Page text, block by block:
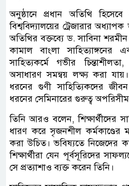
অনুষ্ঠানে প্রধান অতিথি
বিশ্ববিদ্যালয়ের ট্রেজারার
অতিথির বক্তব্যে ড. সাবিনা
কামাল বাংলা সাহিত্যাঙ্গনের
সাহিত্যকর্মে গভীর
অসাধারণ সমন্বয় লক্ষ্য করা
ধরনের গুণী সাহিত্যিকদের
ধরনের সেমিনারের গুরুত্ব
তিনি আরও বলেন, শিক্ষার্থীদের
ধারণ করে সৃজনশীল কর্মকাণ্ডের
করা উচিত। ভবিষ্যতে নিজেদের
শিক্ষার্থীরা যেন পূর্বসূরিদের
সে প্রত্যাশাও ব্যক্ত করেন তিনি।